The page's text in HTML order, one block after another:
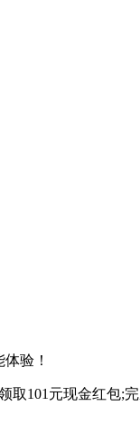
验！
取101元现金红包;